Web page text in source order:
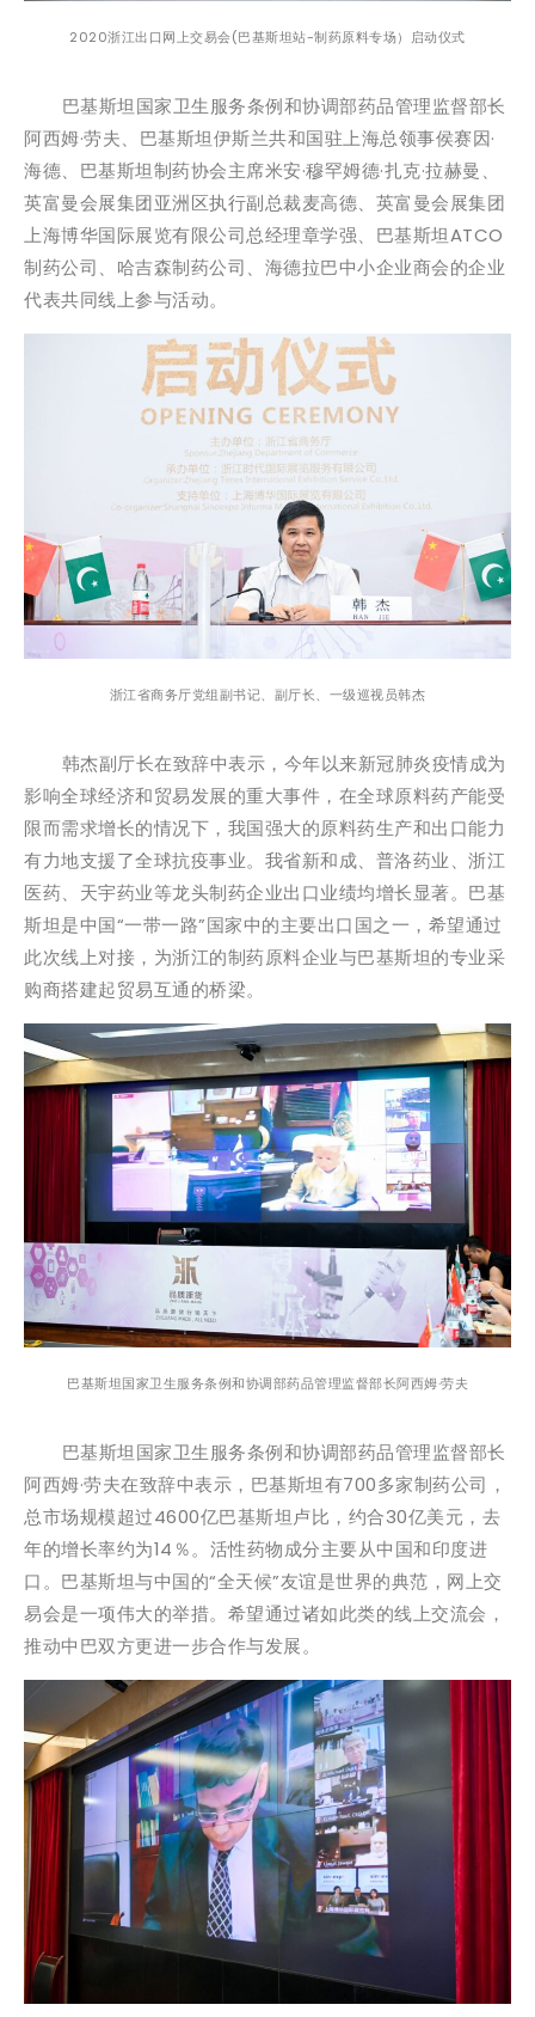
2020浙江出口网上交易会(巴基斯坦站-制药原料专场）启动仪式
巴基斯坦国家卫生服务条例和协调部药品管理监督部长
阿西姆·劳夫、巴基斯坦伊斯兰共和国驻上海总领事侯赛因·
海德、巴基斯坦制药协会主席米安·穆罕姆德·扎克·拉赫曼、
英富曼会展集团亚洲区执行副总裁麦高德、英富曼会展集团
上海博华国际展览有限公司总经理章学强、巴基斯坦ATCO
制药公司、哈吉森制药公司、海德拉巴中小企业商会的企业
代表共同线上参与活动。
浙江省商务厅党组副书记、副厅长、一级巡视员韩杰
韩杰副厅长在致辞中表示，今年以来新冠肺炎疫情成为
影响全球经济和贸易发展的重大事件，在全球原料药产能受
限而需求增长的情况下，我国强大的原料药生产和出口能力
有力地支援了全球抗疫事业。我省新和成、普洛药业、浙江
医药、天宇药业等龙头制药企业出口业绩均增长显著。巴基
斯坦是中国“一带一路”国家中的主要出口国之一，希望通过
此次线上对接，为浙江的制药原料企业与巴基斯坦的专业采
购商搭建起贸易互通的桥梁。
巴基斯坦国家卫生服务条例和协调部药品管理监督部长阿西姆·劳夫
巴基斯坦国家卫生服务条例和协调部药品管理监督部长
阿西姆·劳夫在致辞中表示，巴基斯坦有700多家制药公司，
总市场规模超过4600亿巴基斯坦卢比，约合30亿美元，去
年的增长率约为14％。活性药物成分主要从中国和印度进
口。巴基斯坦与中国的“全天候”友谊是世界的典范，网上交
易会是一项伟大的举措。希望通过诸如此类的线上交流会，
推动中巴双方更进一步合作与发展。